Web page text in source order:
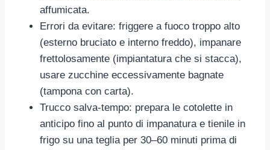
affumicata.
Errori da evitare: friggere a fuoco troppo alto
(esterno bruciato e interno freddo), impanare
frettolosamente (impiantatura che si stacca),
usare zucchine eccessivamente bagnate
(tampona con carta).
Trucco salva-tempo: prepara le cotolette in
anticipo fino al punto di impanatura e tienile in
frigo su una teglia per 30–60 minuti prima di